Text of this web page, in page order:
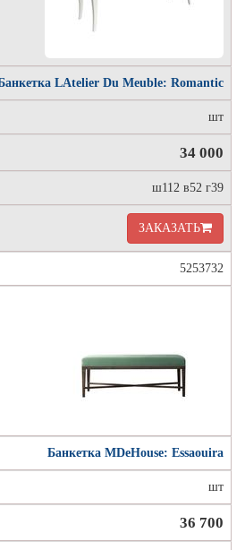
LAtelier Du Meuble: Romantic
шт
34 000
ш112 в52 г39
ЗАКАЗАТЬ
5253732
Банкетка MDeHouse: Essaouira
шт
36 700